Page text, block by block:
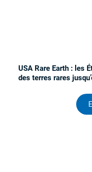
USA Rare Earth : les
des terres rares